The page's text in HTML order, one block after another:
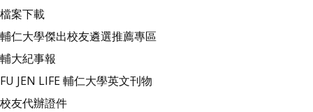
檔案下載
輔仁大學傑出校友遴選推薦專區
輔大紀事報
FU JEN LIFE 輔仁大學英文刊物
校友代辦證件